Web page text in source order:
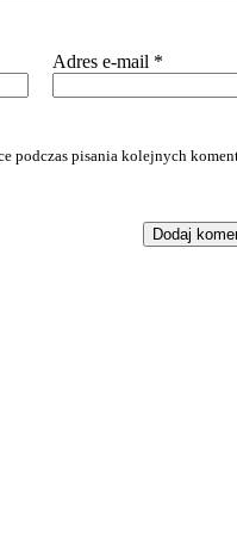
Adres e-mail *
podczas pisania kolejnych